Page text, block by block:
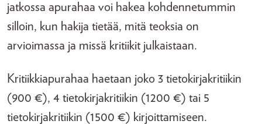
jatkossa apurahaa voi hakea kohdennetummin
silloin, kun hakija tietää, mitä teoksia on
arvioimassa ja missä kritiikit julkaistaan.
Kritiikkiapurahaa haetaan joko 3 tietokirjakritiikin
(900 €), 4 tietokirjakritiikin (1200 €) tai 5
tietokirjakritiikin (1500 €) kirjoittamiseen.